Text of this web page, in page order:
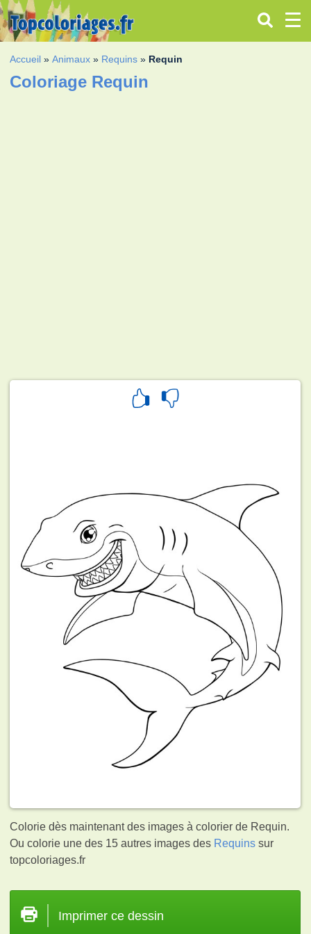
Accueil »Animaux » Requins » Requin
Coloriage Requin
Colorie dès maintenant des images à colorier de Requin.
Ou colorie une des 15 autres images des Requins sur
topcoloriages.fr
Imprimer ce dessin